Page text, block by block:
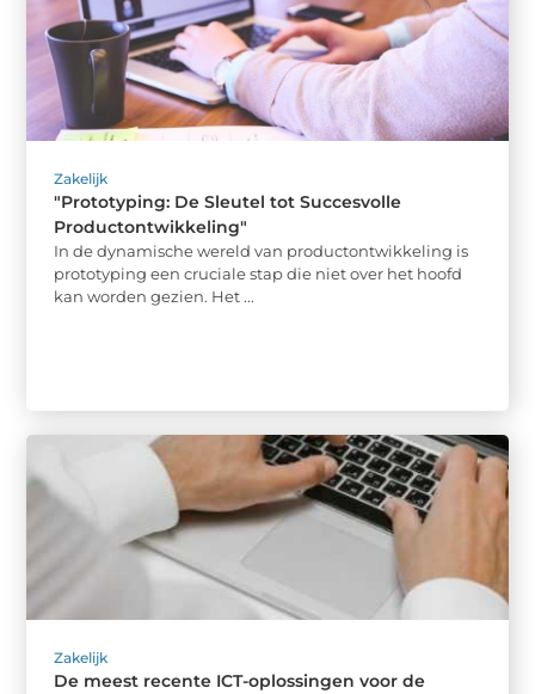
Zakelijk
"Prototyping: De Sleutel tot Succesvolle
Productontwikkeling"
In de dynamische wereld van productontwikkeling is
prototyping een cruciale stap die niet over het hoofd
kan worden gezien. Het ...
Zakelijk
De meest recente ICT-oplossingen voor de